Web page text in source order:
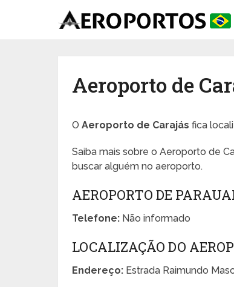
Aeroporto de
OAeroporto de Carajás fica
Saiba mais sobre o Aeroporto de
buscar alguém no aeroporto.
AEROPORTO DE
Telefone: Não informado
LOCALIZAÇÃO DO
Endereço: Estrada Raimundo